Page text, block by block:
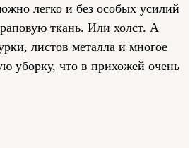
легко и без особых усилий
ткань. Или холст. А
листов металла и многое
уборку, что в прихожей очень